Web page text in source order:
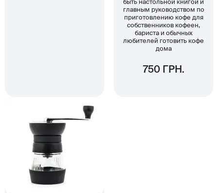
быть настольной книгой и
главным руководством по
приготовлению кофе для
собственников кофеен,
бариста и обычных
любителей готовить кофе
дома
750 ГРН.